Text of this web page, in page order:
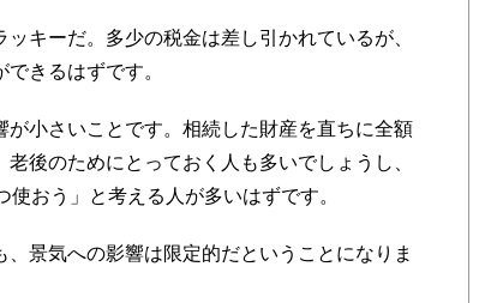
キーだ。多少の税金は差し引かれているが、
きるはずです。
小さいことです。相続した財産を直ちに全額
後のためにとっておく人も多いでしょうし、
おう」と考える人が多いはずです。
景気への影響は限定的だということになりま